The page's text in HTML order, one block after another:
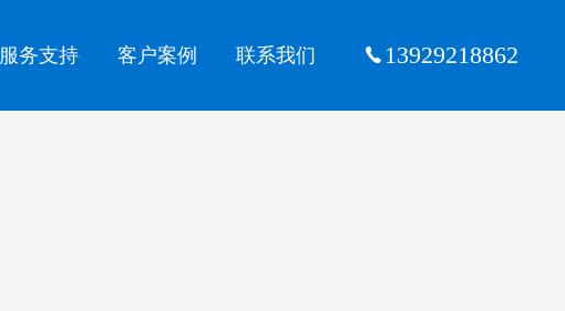
服务支持 客户案例 联系我们 13929218862